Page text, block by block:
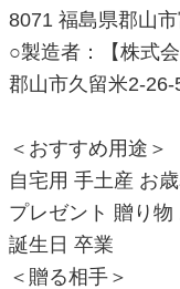
8071 福島県郡山
○製造者：【株式
郡山市久留米2-26-
＜おすすめ用途＞
自宅用 手土産 お
プレゼント 贈り
誕生日 卒業
＜贈る相手＞